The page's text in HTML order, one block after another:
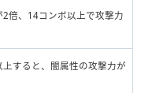
倍、14コンボ以上で攻撃力
すると、闇属性の攻撃力が